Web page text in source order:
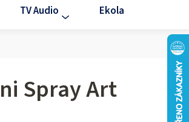
TV Audio Ekola
Spray Art